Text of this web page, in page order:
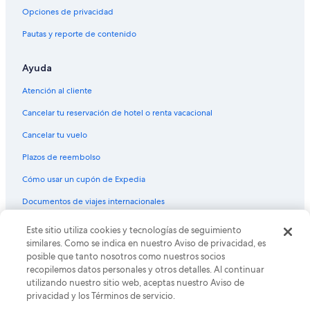
Vuelos de Chita (HTA) a Miami (MPB)
Vuelos de Houma (HUM) a Miami (MPB)
Vuelos de Matthew Town (IGA) a Miami (MPB)
Vuelos de Indianápolis (IND) a Miami (MPB)
Vuelos de Lima (LIM) a Miami (MPB)
Vuelos de Latacunga (LTX) a Miami (MPB)
Vuelos de Matamoros (MAM) a Miami (MPB)
Vuelos de Machala (MCH) a Miami (MPB)
Vuelos de Kansas City (MCI) a Miami (MPB)
Miami (MPB)
Vuelos de Mandalay (MDL) a Miami (MPB)
Vuelos de McAllen (MFE) a Miami (MPB)
Vuelos de Managua (MGA) a Miami (MPB)
Opciones de privacidad
Pautas y reporte de contenido
Ayuda
Atención al cliente
Cancelar tu reservación de hotel o renta vacacional
Cancelar tu vuelo
Plazos de reembolso
Cómo usar un cupón de Expedia
Documentos de viajes internacionales
© 2026 Expedia, Inc., una empresa de Expedia Group. Todos los
derechos reservados. Expedia y el logo de Expedia son marcas
registradas o marcas comerciales de Expedia, Inc. CST# 2029030-50.
Este sitio utiliza cookies y tecnologías de seguimiento
similares. Como se indica en nuestro Aviso de privacidad, es
posible que tanto nosotros como nuestros socios
recopilemos datos personales y otros detalles. Al continuar
utilizando nuestro sitio web, aceptas nuestro Aviso de
privacidad y los Términos de servicio.